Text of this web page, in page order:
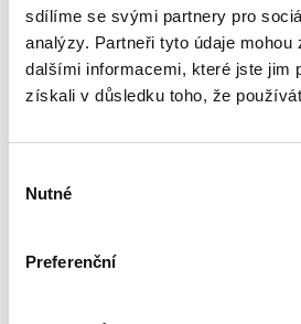
sdílíme se svými partnery pro
analýzy. Partneři tyto údaje mohou
dalšími informacemi, které jste jim
získali v důsledku toho, že
souhlasu
Nutné
Preferenční